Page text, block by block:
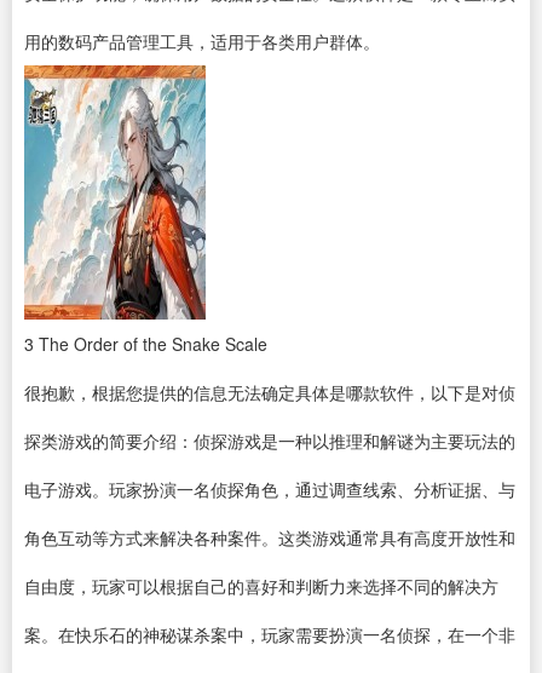
用的数码产品管理工具，适用于各类用户群体。
3 The Order of the Snake Scale
很抱歉，根据您提供的信息无法确定具体是哪款软件，以下是对侦
探类游戏的简要介绍：侦探游戏是一种以推理和解谜为主要玩法的
电子游戏。玩家扮演一名侦探角色，通过调查线索、分析证据、与
角色互动等方式来解决各种案件。这类游戏通常具有高度开放性和
自由度，玩家可以根据自己的喜好和判断力来选择不同的解决方
案。在快乐石的神秘谋杀案中，玩家需要扮演一名侦探，在一个非